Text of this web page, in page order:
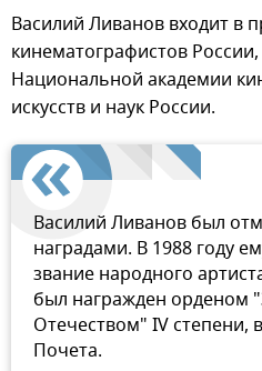
Василий Ливанов входит в
кинематографистов
Национальной академии
искусств и наук России.
Василий Ливанов был
наградами. В 1988 году
звание народного
был награжден орденом
Отечеством" IV степени,
Почета.